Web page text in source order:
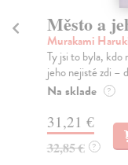
Město a
Murakami
Ty jsi to byla, kdo
jeho nejisté zdi –
Na sklade ?
31,21 €
32,85 € ?